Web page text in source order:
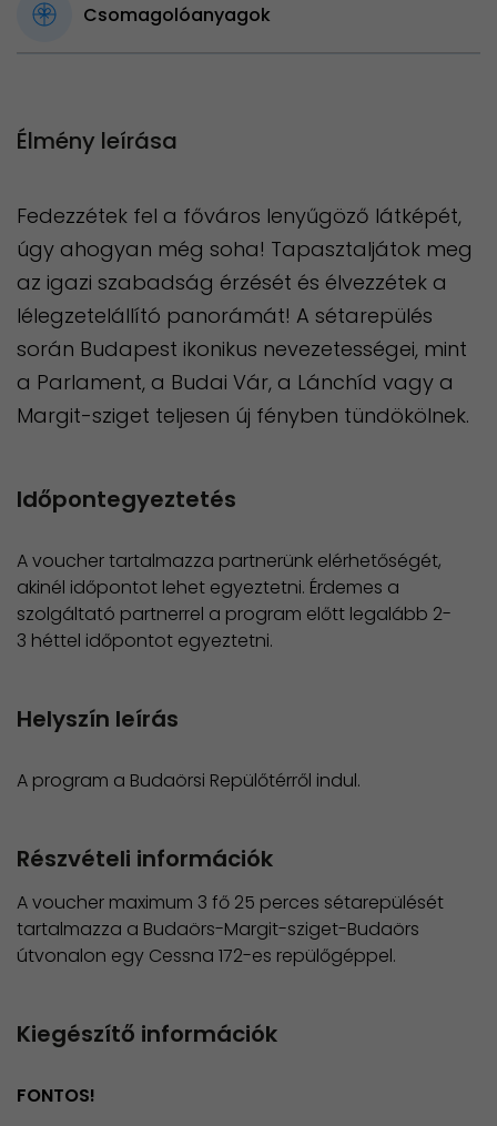
Csomagolóanyagok
Élmény leírása
Fedezzétek fel a főváros lenyűgöző látképét,
úgy ahogyan még soha! Tapasztaljátok meg
az igazi szabadság érzését és élvezzétek a
lélegzetelállító panorámát! A sétarepülés
során Budapest ikonikus nevezetességei, mint
a Parlament, a Budai Vár, a Lánchíd vagy a
Margit-sziget teljesen új fényben tündökölnek.
Időpontegyeztetés
A voucher tartalmazza partnerünk elérhetőségét,
akinél időpontot lehet egyeztetni. Érdemes a
szolgáltató partnerrel a program előtt legalább 2-
3 héttel időpontot egyeztetni.
Helyszín leírás
A program a Budaörsi Repülőtérről indul.
Részvételi információk
A voucher maximum 3 fő 25 perces sétarepülését
tartalmazza a Budaörs-Margit-sziget-Budaörs
útvonalon egy Cessna 172-es repülőgéppel.
Kiegészítő információk
FONTOS!